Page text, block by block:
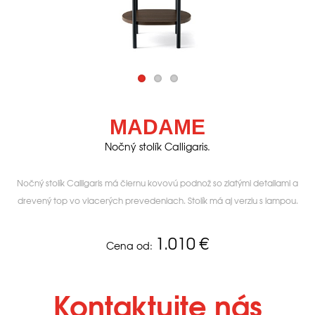
MADAME
Nočný stolík Calligaris.
Nočný stolík Calligaris má čiernu kovovú podnož so zlatými detailami a
drevený top vo viacerých prevedeniach. Stolík má aj verziu s lampou.
Cena od: 1.010€
Kontaktujte nás